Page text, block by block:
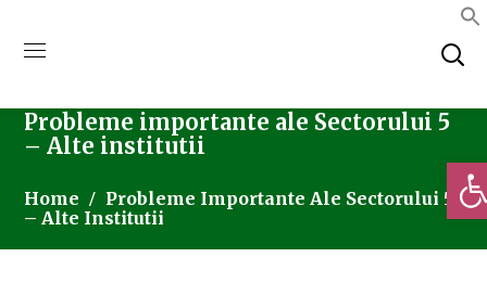
Probleme importante ale Sectorului 5
– Alte institutii
Home
Probleme Importante Ale Sectorului 5
– Alte Institutii